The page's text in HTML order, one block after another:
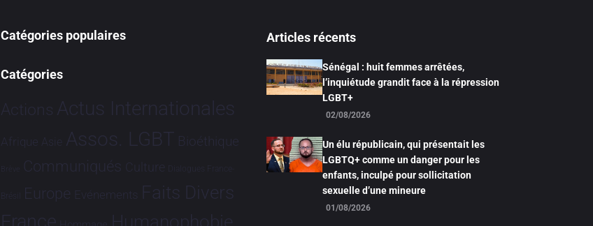
Catégories populaires
Catégories
Actions Actus Internationales
Afrique Asie Assos. LGBT Bioéthique
Brève Communiqués Culture Dialogues France-
Brésil Europe Evénements Faits Divers
Humanophobie
Articles récents
Sénégal : huit femmes arrêtées,
l’inquiétude grandit face à la répression
LGBT+
02/08/2026
Un élu républicain, qui présentait les
LGBTQ+ comme un danger pour les
enfants, inculpé pour sollicitation
sexuelle d’une mineure
01/08/2026